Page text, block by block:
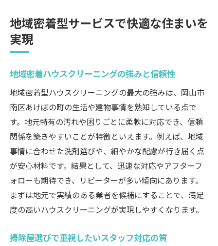
地域密着型サービスで快適な住まいを
実現
地域密着ハウスクリーニングの強みと信頼性
地域密着型ハウスクリーニングの最大の強みは、岡山市
南区あけぼの町の生活や建物事情を熟知している点で
す。地元特有の汚れや困りごとに柔軟に対応でき、信頼
関係を築きやすいことが特徴といえます。例えば、地域
事情に合わせた洗剤選びや、細やかな配慮が行き届く点
が安心材料です。結果として、迅速な対応やアフターフ
ォローも期待でき、リピーターが多い傾向にあります。
まずは地元で実績のある業者を候補にすることで、満足
度の高いハウスクリーニングが実現しやすくなります。
掃除屋選びで重視したいスタッフ対応の質